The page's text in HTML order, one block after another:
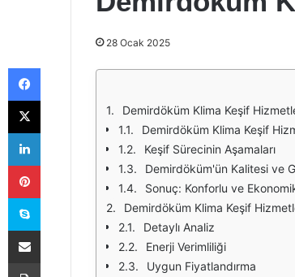
28 Ocak 2025
Demirdöküm Klima Keşif
Demirdöküm Klima Keşif
Keşif Sürecinin Aşamaları
Demirdöküm'ün Kalitesi ve
Sonuç: Konforlu ve
Demirdöküm Klima Keşif
Detaylı Analiz
Enerji Verimliliği
Uygun Fiyatlandırma
Facebook
X
LinkedIn
Pinterest
Skype
E-Posta ile paylaş